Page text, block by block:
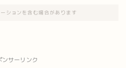
ションを含む場合があります
ンサーリンク